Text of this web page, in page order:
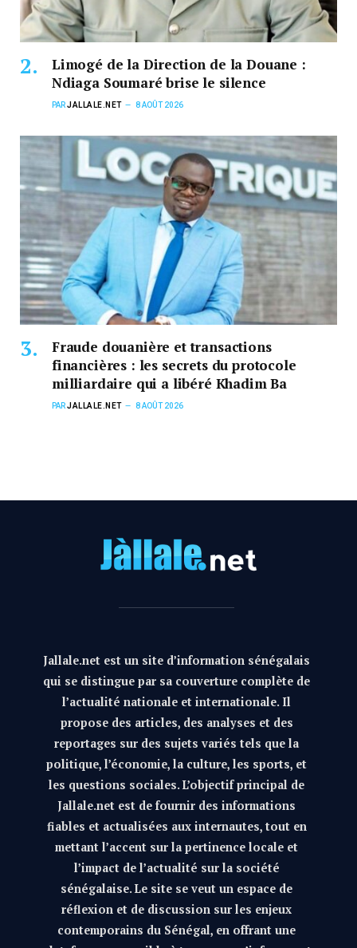
Limogé de la Direction de la Douane :
Ndiaga Soumaré brise le silence
PARJALLALE.NET 8 AOÛT 2026
Fraude douanière et transactions
financières : les secrets du protocole
milliardaire qui a libéré Khadim Ba
PARJALLALE.NET 8 AOÛT 2026
Jallale.net est un site d’information sénégalais
qui se distingue par sa couverture complète de
l’actualité nationale et internationale. Il
propose des articles, des analyses et des
reportages sur des sujets variés tels que la
politique, l’économie, la culture, les sports, et
les questions sociales. L’objectif principal de
Jallale.net est de fournir des informations
fiables et actualisées aux internautes, tout en
mettant l’accent sur la pertinence locale et
l’impact de l’actualité sur la société
sénégalaise. Le site se veut un espace de
réflexion et de discussion sur les enjeux
contemporains du Sénégal, en offrant une